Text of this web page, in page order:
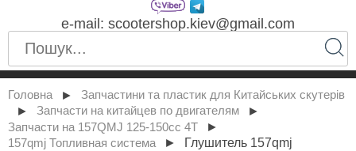
e-mail: scootershop.kiev@gmail.com
Головна ► Запчастини та пластик для Китайських скутерів
► Запчасти на китайцев по двигателям ►
Запчасти на 157QMJ 125-150сс 4Т ►
157qmj Топливная система ► Глушитель 157qmj